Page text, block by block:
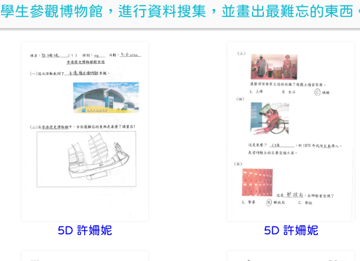
學生參觀博物館，進行資料搜集，並畫出最難忘的東西
5D 許姍妮 5D 許姍妮